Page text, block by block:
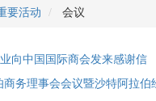
要活动 会议
向中国国际商会发来感谢信
务理事会会议暨沙特阿拉伯